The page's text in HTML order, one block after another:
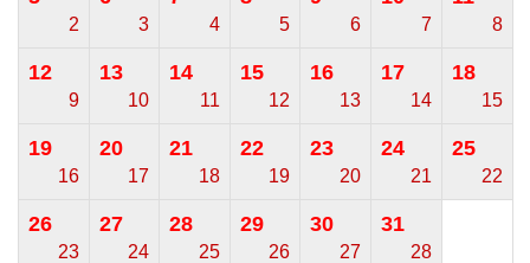
2 3 4 5 6 7 8
12
9
13
10
14
11
15
12
16
13
17
14
18
15
19
16
20
17
21
18
22
19
23
20
24
21
25
22
26
23
27
24
28
25
29
26
30
27
31
28